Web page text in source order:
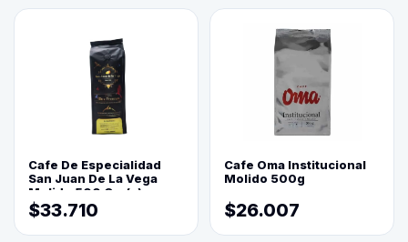
Cafe De Especialidad
San Juan De La Vega
Molido 500 Grs(=)
$33.710
Cafe Oma Institucional
Molido 500g
$26.007